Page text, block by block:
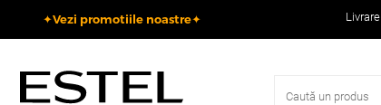
✦Vezi promotiile noastre✦